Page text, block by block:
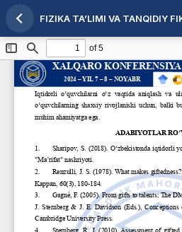
Maqola tafsilotlariga qaytish